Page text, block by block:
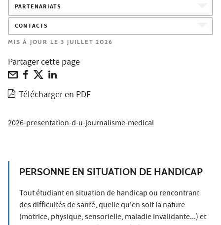
PARTENARIATS
CONTACTS
MIS À JOUR LE 3 JUILLET 2026
Partager cette page
Télécharger en PDF
2026-presentation-d-u-journalisme-medical
PERSONNE EN SITUATION DE HANDICAP
Tout étudiant en situation de handicap ou rencontrant
des difficultés de santé, quelle qu'en soit la nature
(motrice, physique, sensorielle, maladie invalidante...) et